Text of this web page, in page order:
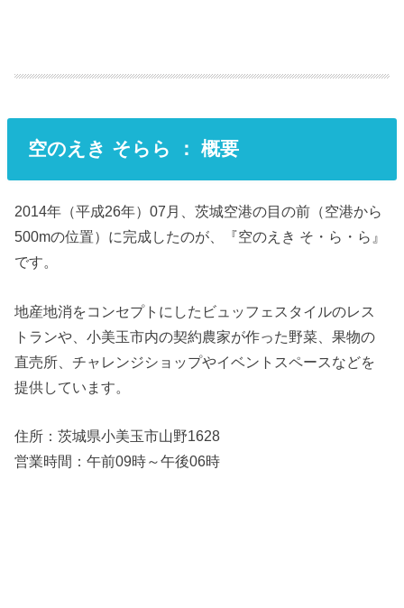
空のえき そらら ： 概要
2014年（平成26年）07月、茨城空港の目の前（空港から
500mの位置）に完成したのが、『空のえき そ・ら・ら』
です。
地産地消をコンセプトにしたビュッフェスタイルのレス
トランや、小美玉市内の契約農家が作った野菜、果物の
直売所、チャレンジショップやイベントスペースなどを
提供しています。
住所：茨城県小美玉市山野1628
営業時間：午前09時～午後06時